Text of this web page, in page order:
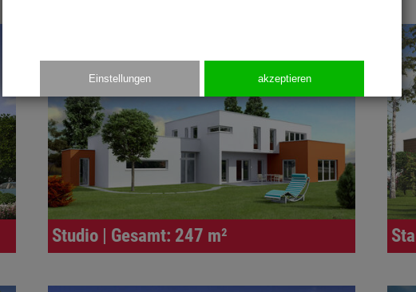
Studio | Gesamt: 247 m²
Einstellungen akzeptieren